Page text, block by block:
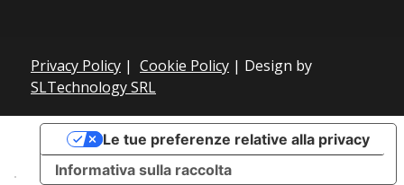
Privacy Policy | Cookie Policy | Design by
SLTechnology SRL
Informativa sulla raccolta
Le tue preferenze relative alla privacy